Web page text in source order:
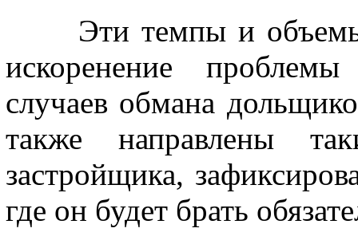
Эти темпы и объемы
искоренение
случаев обмана
также направлены
застройщика,
где он будет брать